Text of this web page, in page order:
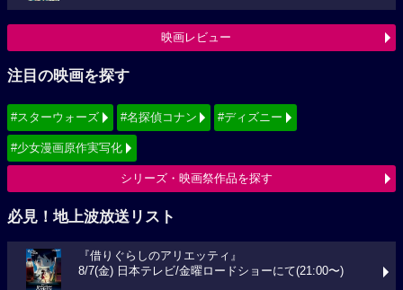
映画レビュー
注目の映画を探す
#スターウォーズ #名探偵コナン #ディズニー
#少女漫画原作実写化
シリーズ・映画祭作品を探す
必見！地上波放送リスト
『借りぐらしのアリエッティ』
8/7(金) 日本テレビ/金曜ロードショーにて(21:00〜)